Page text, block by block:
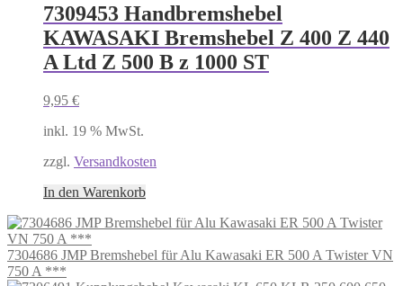
7309453 Handbremshebel
KAWASAKI Bremshebel Z 400 Z 440
A Ltd Z 500 B z 1000 ST
9,95 €
inkl. 19 % MwSt.
zzgl. Versandkosten
In den Warenkorb
7304686 JMP Bremshebel für Alu Kawasaki ER 500 A Twister VN
750 A ***